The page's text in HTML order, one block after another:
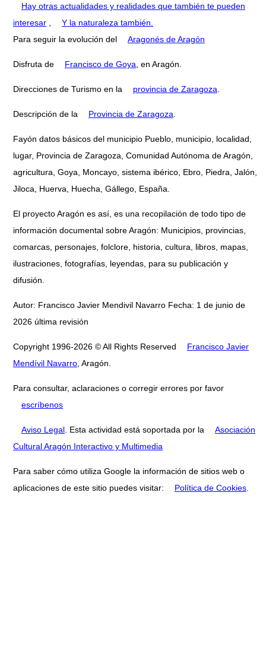
Hay otras actualidades y realidades que también te pueden
interesar
Y la naturaleza también.
Para seguir la evolución del
Aragonés de Aragón
Disfruta de Francisco de Goya , en Aragón.
Direcciones de Turismo en la provincia de Zaragoza
Descripción de la Provincia de Zaragoza
Fayón datos básicos del municipio Pueblo, municipio, localidad,
lugar, Provincia de Zaragoza, Comunidad Autónoma de Aragón,
agricultura, Goya, Moncayo, sistema ibérico, Ebro, Piedra, Jalón,
Jiloca, Huerva, Huecha, Gállego, España.
El proyecto Aragón es así, es una recopilación de todo tipo de
información documental sobre Aragón: Municipios, provincias,
comarcas, personajes, folclore, historia, cultura, libros, mapas,
ilustraciones, fotografías, leyendas, para su publicación y
difusión.
Autor: Francisco Javier Mendivil Navarro Fecha: 1 de junio de
2026 última revisión
Copyright 1996-2026 © All Rights Reserved
Francisco Javier
Mendívil Navarro , Aragón.
Para consultar, aclaraciones o corregir errores por favor
escríbenos
Aviso Legal . Esta actividad está soportada por la
Asociación
Cultural Aragón Interactivo y Multimedia
Para saber cómo utiliza Google la información de sitios web o
aplicaciones de este sitio puedes visitar:
Política de Cookies